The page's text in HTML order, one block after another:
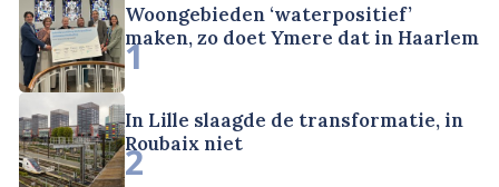
Woongebieden ‘waterpositief’
maken, zo doet Ymere dat in Haarlem
1
In Lille slaagde de transformatie, in
Roubaix niet
2